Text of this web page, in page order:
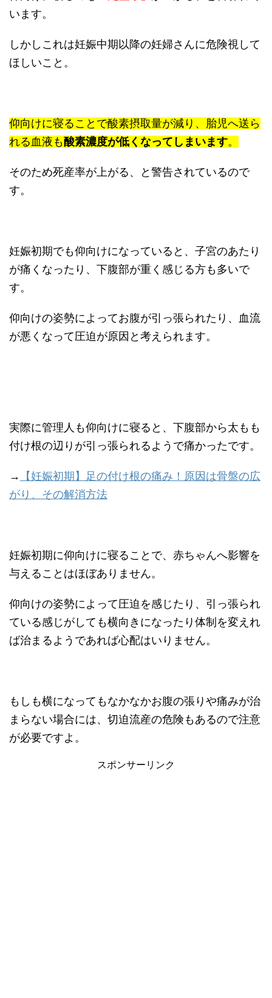
います。
しかしこれは妊娠中期以降の妊婦さんに危険視して
ほしいこと。
仰向けに寝ることで酸素摂取量が減り、胎児へ送ら
れる血液も酸素濃度が低くなってしまいます。
そのため死産率が上がる、と警告されているので
す。
妊娠初期でも仰向けになっていると、子宮のあたり
が痛くなったり、下腹部が重く感じる方も多いで
す。
仰向けの姿勢によってお腹が引っ張られたり、血流
が悪くなって圧迫が原因と考えられます。
実際に管理人も仰向けに寝ると、下腹部から太もも
付け根の辺りが引っ張られるようで痛かったです。
→
【妊娠初期】足の付け根の痛み！原因は骨盤の広
がり、その解消方法
妊娠初期に仰向けに寝ることで、赤ちゃんへ影響を
与えることはほぼありません。
仰向けの姿勢によって圧迫を感じたり、引っ張られ
ている感じがしても横向きになったり体制を変えれ
ば治まるようであれば心配はいりません。
もしも横になってもなかなかお腹の張りや痛みが治
まらない場合には、切迫流産の危険もあるので注意
が必要ですよ。
スポンサーリンク